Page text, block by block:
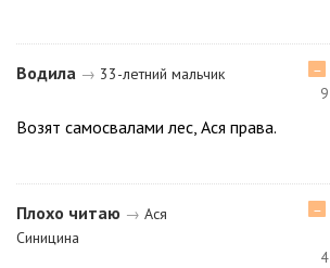
Водила → 33-летний мальчик −
Возят самосвалами лес, Ася права.
Плохо читаю → Ася
Синицина
−